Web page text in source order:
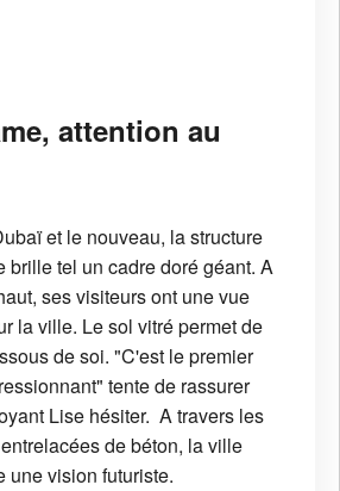
attention au
et le nouveau, la structure
brille tel un cadre doré géant. A
ses visiteurs ont une vue
la ville. Le sol vitré permet de
de soi. "C'est le premier
tente de rassurer
Lise hésiter. A travers les
de béton, la ville
une vision futuriste.